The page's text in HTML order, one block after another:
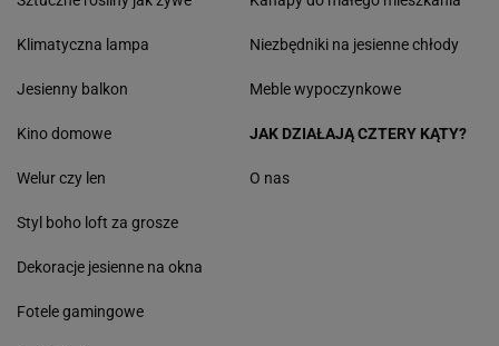
Klimatyczna lampa
Jesienny balkon
Niezbędniki na jesienne chłody
Meble wypoczynkowe
Kino domowe
Welur czy len
Styl boho loft za grosze
Dekoracje jesienne na okna
Fotele gamingowe
JAK DZIAŁAJĄ CZTERY KĄTY?
O nas